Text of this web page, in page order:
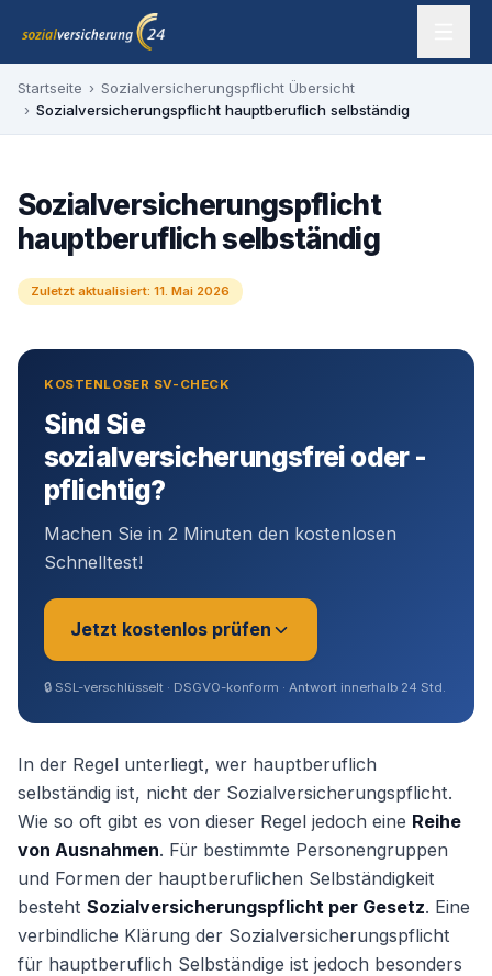
Zum Inhalt springen
sozialversicherung24 — Ihr Experte für SV-Befreiung
Startseite › Sozialversicherungspflicht Übersicht
› Sozialversicherungspflicht hauptberuflich selbständig
Sozialversicherungspflicht
hauptberuflich selbständig
Zuletzt aktualisiert: 11. Mai 2026
KOSTENLOSER SV-CHECK
Sind Sie
sozialversicherungsfrei oder -
pflichtig?
Machen Sie in 2 Minuten den kostenlosen
Schnelltest!
Jetzt kostenlos prüfen
Sie sind? *
Geschäftsführer (Angestellt /
Gesellschafter)
Selbstständig / Unternehmer
🔒 SSL-verschlüsselt · DSGVO-konform · Antwort innerhalb 24 Std.
In der Regel unterliegt, wer hauptberuflich
selbständig ist, nicht der Sozialversicherungspflicht.
Wie so oft gibt es von dieser Regel jedoch eine Reihe
von Ausnahmen. Für bestimmte Personengruppen
und Formen der hauptberuflichen Selbständigkeit
besteht Sozialversicherungspflicht per Gesetz. Eine
verbindliche Klärung der Sozialversicherungspflicht
für hauptberuflich Selbständige ist jedoch besonders